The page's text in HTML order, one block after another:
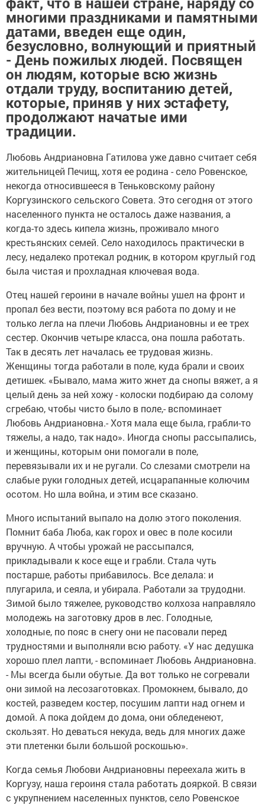
многими праздниками и памятными
датами, введен еще один,
безусловно, волнующий и приятный
- День пожилых людей. Посвящен
он людям, которые всю жизнь
отдали труду, воспитанию детей,
которые, приняв у них эстафету,
продолжают начатые ими
традиции.
Любовь Андриановна Гатилова уже давно считает себя
жительницей Печищ, хотя ее родина - село Ровенское,
некогда относившееся в Теньковскому району
Коргузинского сельского Совета. Это сегодня от этого
населенного пункта не осталось даже названия, а
когда-то здесь кипела жизнь, проживало много
крестьянских семей. Село находилось практически в
лесу, недалеко протекал родник, в котором круглый год
была чистая и прохладная ключевая вода.
Отец нашей героини в начале войны ушел на фронт и
пропал без вести, поэтому вся работа по дому и не
только легла на плечи Любовь Андриановны и ее трех
сестер. Окончив четыре класса, она пошла работать.
Так в десять лет началась ее трудовая жизнь.
Женщины тогда работали в поле, куда брали и своих
детишек. «Бывало, мама жито жнет да снопы вяжет, а я
целый день за ней хожу - колоски подбираю да солому
сгребаю, чтобы чисто было в поле,- вспоминает
Любовь Андриановна.- Хотя мала еще была, грабли-то
тяжелы, а надо, так надо». Иногда снопы рассыпались,
и женщины, которым они помогали в поле,
перевязывали их и не ругали. Со слезами смотрели на
слабые руки голодных детей, исцарапанные колючим
осотом. Но шла война, и этим все сказано.
Много испытаний выпало на долю этого поколения.
Помнит баба Люба, как горох и овес в поле косили
вручную. А чтобы урожай не рассыпался,
прикладывали к косе еще и грабли. Стала чуть
постарше, работы прибавилось. Все делала: и
плугарила, и сеяла, и убирала. Работали за трудодни.
Зимой было тяжелее, руководство колхоза направляло
молодежь на заготовку дров в лес. Голодные,
холодные, по пояс в снегу они не пасовали перед
трудностями и выполняли всю работу. «У нас дедушка
хорошо плел лапти, - вспоминает Любовь Андриановна.
- Мы всегда были обутые. Да вот только не согревали
они зимой на лесозаготовках. Промокнем, бывало, до
костей, разведем костер, посушим лапти над огнем и
домой. А пока дойдем до дома, они обледенеют,
скользят. Но деваться некуда, ведь для многих даже
эти плетенки были большой роскошью».
Когда семья Любови Андриановны переехала жить в
Коргузу, наша героиня стала работать дояркой. В связи
с укрупнением населенных пунктов, село Ровенское